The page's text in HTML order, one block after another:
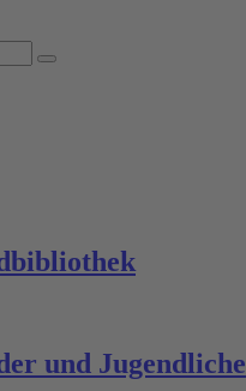
und Jugendliche